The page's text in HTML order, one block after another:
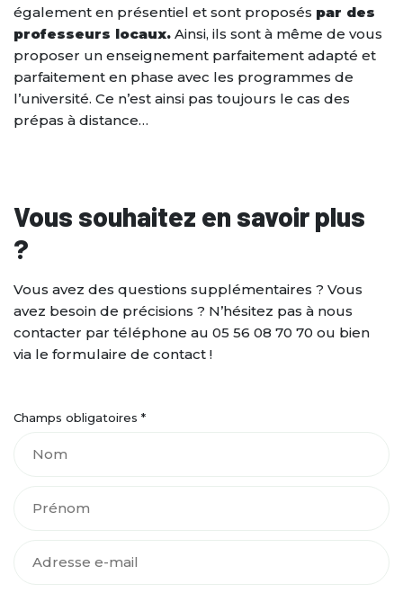
également en présentiel et sont proposés par des
professeurs locaux. Ainsi, ils sont à même de vous
proposer un enseignement parfaitement adapté et
parfaitement en phase avec les programmes de
l’université. Ce n’est ainsi pas toujours le cas des
prépas à distance…
Vous souhaitez en savoir plus
?
Vous avez des questions supplémentaires ? Vous
avez besoin de précisions ? N’hésitez pas à nous
contacter par téléphone au 05 56 08 70 70 ou bien
via le formulaire de contact !
Champs obligatoires *